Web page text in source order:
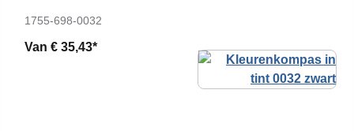
1755-698-0032
Van € 35,43*